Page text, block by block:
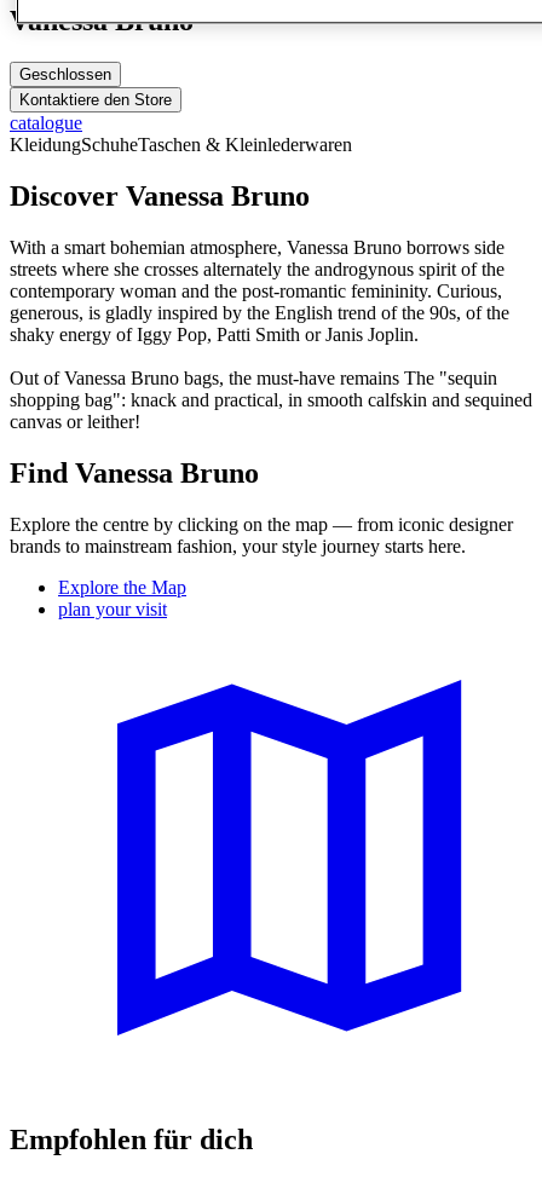
Vanessa Bruno
Geschlossen
Kontaktiere den Store
catalogue
KleidungSchuheTaschen & Kleinlederwaren
Discover Vanessa Bruno
With a smart bohemian atmosphere, Vanessa Bruno borrows side
streets where she crosses alternately the androgynous spirit of the
contemporary woman and the post-romantic femininity. Curious,
generous, is gladly inspired by the English trend of the 90s, of the
shaky energy of Iggy Pop, Patti Smith or Janis Joplin.
Out of Vanessa Bruno bags, the must-have remains The "sequin
shopping bag": knack and practical, in smooth calfskin and sequined
canvas or leither!
Find Vanessa Bruno
Explore the centre by clicking on the map — from iconic designer
brands to mainstream fashion, your style journey starts here.
Explore the Map
plan your visit
Empfohlen für dich